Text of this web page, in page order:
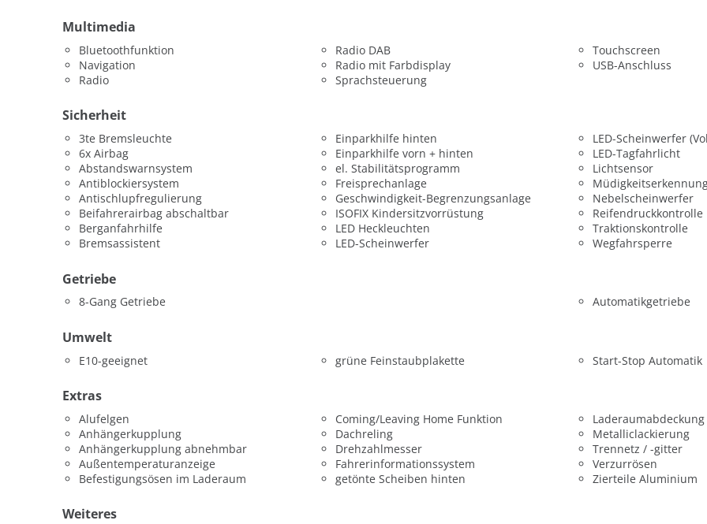
Multimedia
Bluetoothfunktion
Navigation
Radio
Radio DAB
Radio mit Farbdisplay
Sprachsteuerung
Touchscreen
USB-Anschluss
Sicherheit
3te Bremsleuchte
6x Airbag
Abstandswarnsystem
Antiblockiersystem
Antischlupfregulierung
Beifahrerairbag abschaltbar
Berganfahrhilfe
Bremsassistent
Einparkhilfe hinten
Einparkhilfe vorn + hinten
el. Stabilitätsprogramm
Freisprechanlage
Geschwindigkeit-Begrenzungsanlage
ISOFIX Kindersitzvorrüstung
LED Heckleuchten
LED-Scheinwerfer
LED-Scheinwerfer
LED-Tagfahrlicht
Lichtsensor
Nebelscheinwerfer
Reifendruckkontrolle
Traktionskontrolle
Wegfahrsperre
Getriebe
8-Gang Getriebe Automatikgetriebe
Umwelt
E10-geeignet grüne Feinstaubplakette Start-Stop Automatik
Extras
Alufelgen
Anhängerkupplung
Anhängerkupplung abnehmbar
Außentemperaturanzeige
Befestigungsösen im Laderaum
Coming/Leaving Home Funktion
Dachreling
Drehzahlmesser
Fahrerinformationssystem
getönte Scheiben hinten
Laderaumabdeckung
Metalliclackierung
Trennetz / -gitter
Verzurrösen
Zierteile Aluminium
Weiteres